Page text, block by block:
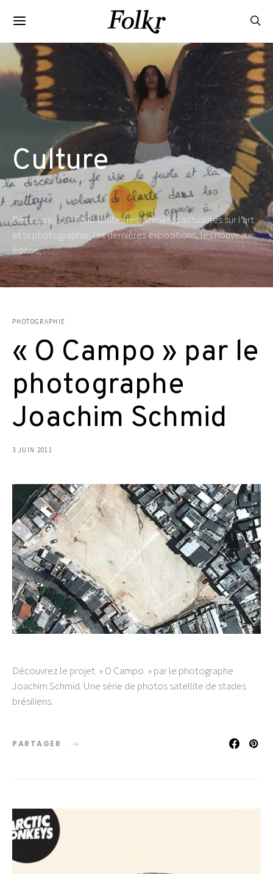
Culture
1644 POSTS
Découvrez sur Folkr toutes les dernières actualités sur l’art
et la photographie, les dernières expositions, les nouveaux
éditos, …
PHOTOGRAPHIE
« O Campo » par le
photographe
Joachim Schmid
3 JUIN 2011
Découvrez le projet » O Campo » par le photographe
Joachim Schmid. Une série de photos satellite de stades
brésiliens.
PARTAGER